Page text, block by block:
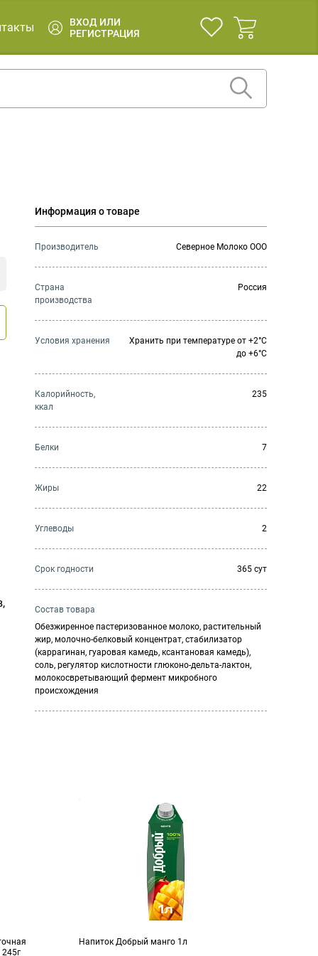
ВХОД ИЛИ
РЕГИСТРАЦИЯ
Информация о товаре
Производитель Северное Молоко ООО
Страна
производства
Россия
Условия хранения
Хранить при температуре от +2°С
до +6°С
Калорийность,
ккал
235
Белки 7
Жиры 22
Углеводы 2
Cрок годности 365 сут
Состав товара
Обезжиренное пастеризованное молоко, растительный
жир, молочно-белковый концентрат, стабилизатор
(каррагинан, гуаровая камедь, ксантановая камедь),
соль, регулятор кислотности глюконо-дельта-лактон,
молокосвретывающий фермент микробного
происхождения
Напиток Добрый манго 1л